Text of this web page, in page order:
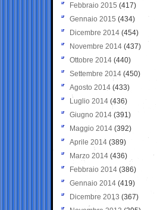
Febbraio 2015 (417)
Gennaio 2015 (434)
Dicembre 2014 (454)
Novembre 2014 (437)
Ottobre 2014 (440)
Settembre 2014 (450)
Agosto 2014 (433)
Luglio 2014 (436)
Giugno 2014 (391)
Maggio 2014 (392)
Aprile 2014 (389)
Marzo 2014 (436)
Febbraio 2014 (386)
Gennaio 2014 (419)
Dicembre 2013 (367)